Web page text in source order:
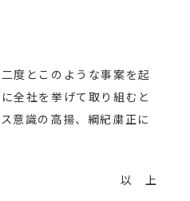
度とこのような事案を起
全社を挙げて取り組むと
意識の高揚、綱紀粛正に
以 上